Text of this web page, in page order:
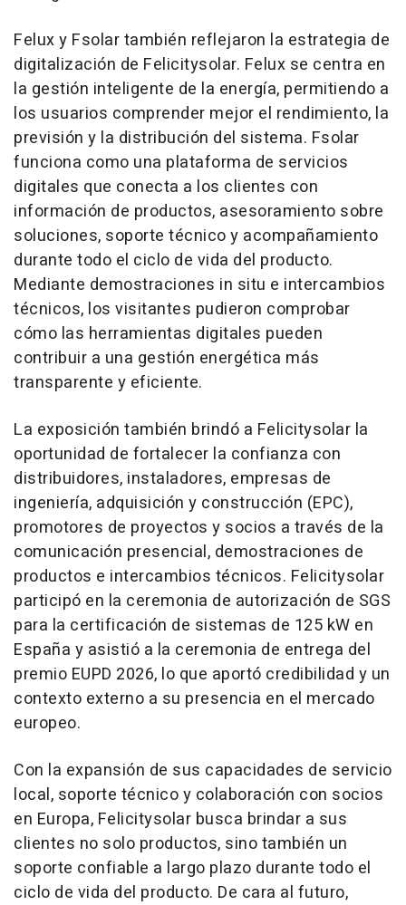
Felux y Fsolar también reflejaron la estrategia de
digitalización de Felicitysolar. Felux se centra en
la gestión inteligente de la energía, permitiendo a
los usuarios comprender mejor el rendimiento, la
previsión y la distribución del sistema. Fsolar
funciona como una plataforma de servicios
digitales que conecta a los clientes con
información de productos, asesoramiento sobre
soluciones, soporte técnico y acompañamiento
durante todo el ciclo de vida del producto.
Mediante demostraciones in situ e intercambios
técnicos, los visitantes pudieron comprobar
cómo las herramientas digitales pueden
contribuir a una gestión energética más
transparente y eficiente.
La exposición también brindó a Felicitysolar la
oportunidad de fortalecer la confianza con
distribuidores, instaladores, empresas de
ingeniería, adquisición y construcción (EPC),
promotores de proyectos y socios a través de la
comunicación presencial, demostraciones de
productos e intercambios técnicos. Felicitysolar
participó en la ceremonia de autorización de SGS
para la certificación de sistemas de 125 kW en
España y asistió a la ceremonia de entrega del
premio EUPD 2026, lo que aportó credibilidad y un
contexto externo a su presencia en el mercado
europeo.
Con la expansión de sus capacidades de servicio
local, soporte técnico y colaboración con socios
en Europa, Felicitysolar busca brindar a sus
clientes no solo productos, sino también un
soporte confiable a largo plazo durante todo el
ciclo de vida del producto. De cara al futuro,